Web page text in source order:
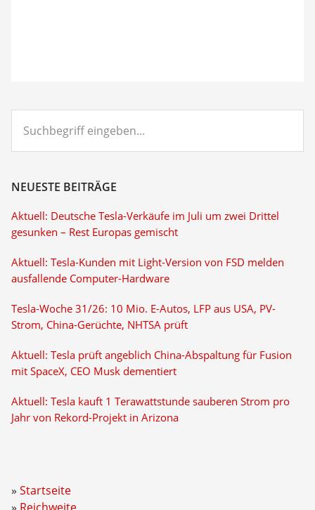
eingeben...
NEUESTE BEITRÄGE
Aktuell: Deutsche Tesla-Verkäufe im Juli um zwei Drittel
gesunken – Rest Europas gemischt
Aktuell: Tesla-Kunden mit Light-Version von FSD melden
ausfallende Computer-Hardware
Tesla-Woche 31/26: 10 Mio. E-Autos, LFP aus USA, PV-
Strom, China-Gerüchte, NHTSA prüft
Aktuell: Tesla prüft angeblich China-Abspaltung für Fusion
mit SpaceX, CEO Musk dementiert
Aktuell: Tesla kauft 1 Terawattstunde sauberen Strom pro
Jahr von Rekord-Projekt in Arizona
Startseite